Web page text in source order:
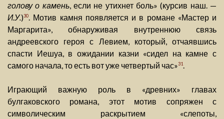
голову о камень, если не утихнет боль» (курсив наш. —
И.У.)30. Мотив камня появляется и в романе «Мастер и
Маргарита», обнаруживая внутреннюю связь
андреевского героя с Левием, который, отчаявшись
спасти Иешуа, в ожидании казни «сидел на камне с
самого начала, то есть вот уже четвертый час»31.
Играющий важную роль в «древних» главах
булгаковского романа, этот мотив сопряжен с
символическим раскрытием «слепоты,